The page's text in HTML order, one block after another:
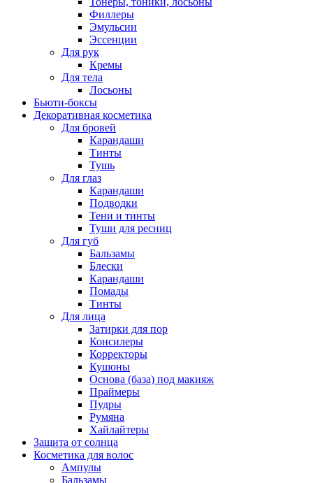
Филлеры
Эмульсии
Эссенции
Для рук
Кремы
Для тела
Лосьоны
Бьюти-боксы
Декоративная косметика
Для бровей
Карандаши
Тинты
Тушь
Для глаз
Карандаши
Подводки
Тени и тинты
Туши для ресниц
Для губ
Бальзамы
Блески
Карандаши
Помады
Тинты
Для лица
Затирки для пор
Консилеры
Корректоры
Кушоны
Основа (база) под макияж
Праймеры
Пудры
Румяна
Хайлайтеры
Защита от солнца
Косметика для волос
Ампулы
Бальзамы